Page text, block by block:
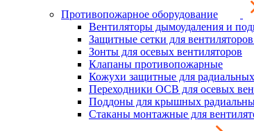
Противопожарное оборудование
Вентиляторы дымоудаления и
Защитные сетки для
Зонты для осевых вентиляторов
Клапаны противопожарные
Кожухи защитные для
Переходники ОСВ для осевых
Поддоны для крышных
Стаканы монтажные для